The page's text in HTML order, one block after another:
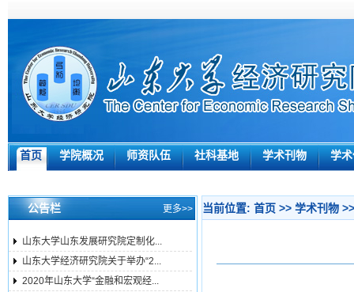
首页 学院概况 师资队伍 社科基地 学术刊物 学
公告栏 更多>>
山东大学山东发展研究院定制化...
山东大学经济研究院关于举办“2...
2020年山东大学“金融和宏观经...
当前位置: 首页 >> 学术刊物